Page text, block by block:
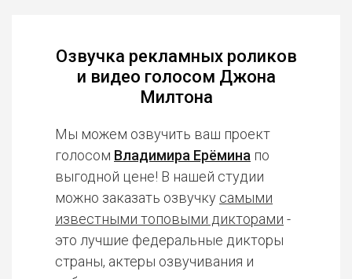
Озвучка рекламных роликов
и видео голосом Джона
Милтона
Мы можем озвучить ваш проект
голосом Владимира Ерёмина по
выгодной цене! В нашей студии
можно заказать озвучку самыми
известными топовыми дикторами -
это лучшие федеральные дикторы
страны, актеры озвучивания и